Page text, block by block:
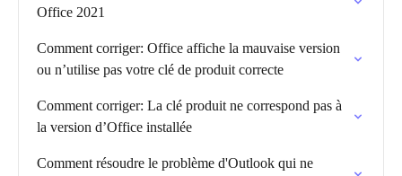
Office 2021
Comment corriger: Office affiche la mauvaise version
ou n’utilise pas votre clé de produit correcte
Comment corriger: La clé produit ne correspond pas à
la version d’Office installée
Comment résoudre le problème d'Outlook qui ne